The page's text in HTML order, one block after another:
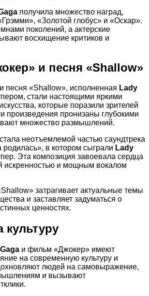
получила множество наград,
«Золотой глобус» и «Оскар».
поколений, а актерские
восхищение критиков и
и песня «Shallow»
песня «Shallow», исполненная Lady
стали настоящими яркими
которые поразили зрителей
произведения пронизаны глубокими
множество размышлений.
неотъемлемой частью саундтрека
в котором сыграли Lady
Эта композиция завоевала сердца
искренностью и мощным вокалом
затрагивает актуальные темы
и заставляет задуматься о
ценностях.
культуру
и фильм «Джокер» имеют
на современную культуру и
людей на самовыражение,
и вызывают